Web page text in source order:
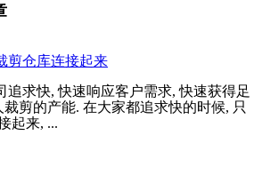
剪仓库连接起来
追求快, 快速响应客户需求, 快速获得足
剪的产能. 在大家都追求快的时候, 只
起来, ...